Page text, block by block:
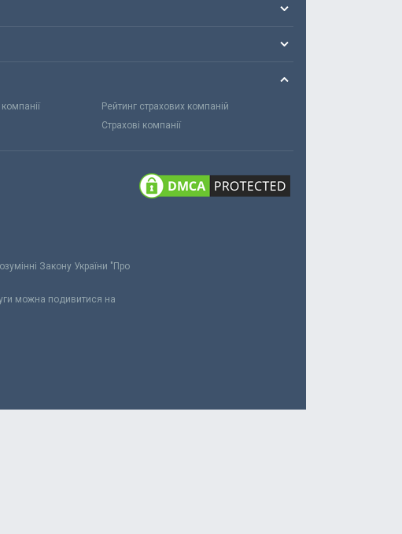
Рейтинг страхових компаній
Страхові компанії
Закону України "Про
можна подивитися на